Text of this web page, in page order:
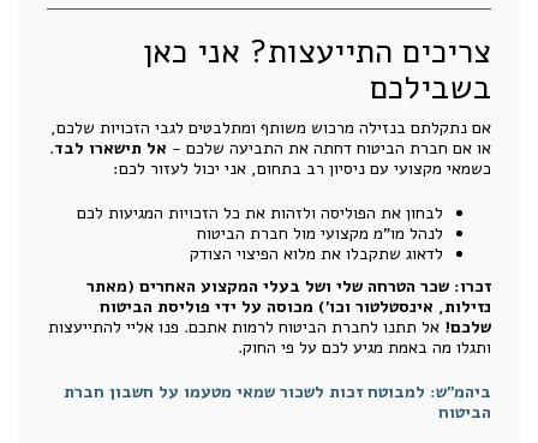
צריכים התייעצות? אני כאן
בשבילכם
אם נתקלתם בנזילה מרכוש משותף ומתלבטים לגבי הזכויות שלכם,
או אם חברת הביטוח דחתה את התביעה שלכם - אל תישארו לבד.
כשמאי מקצועי עם ניסיון רב בתחום, אני יכול לעזור לכם:
לבחון את הפוליסה ולזהות את כל הזכויות המגיעות לכם
לנהל מו"מ מקצועי מול חברת הביטוח
לדאוג שתקבלו את מלוא הפיצוי הצודק
זכרו: שכר הטרחה שלי ושל בעלי המקצוע האחרים (מאתר
נזילות, אינסטלטור וכו') מכוסה על ידי פוליסת הביטוח
שלכם! אל תתנו לחברת הביטוח לרמות אתכם. פנו אליי להתייעצות
ותגלו מה באמת מגיע לכם על פי החוק.
ביהמ"ש: למבוטח זכות לשכור שמאי מטעמו על חשבון חברת
הביטוח